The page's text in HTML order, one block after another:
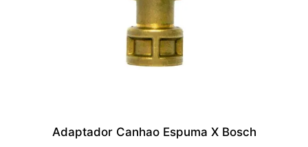
Adaptador Canhao Espuma X Bosch